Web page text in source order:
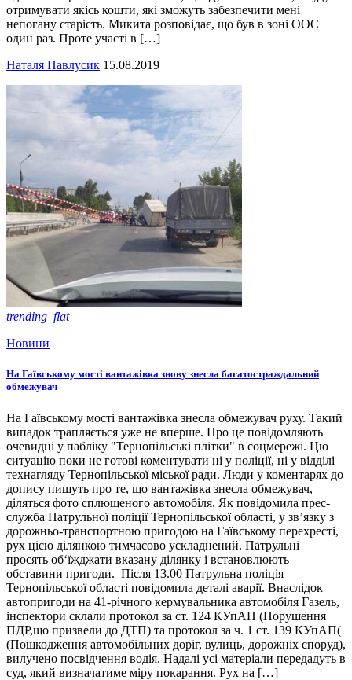
отримувати якісь кошти, які зможуть забезпечити мені
непогану старість. Микита розповідає, що був в зоні ООС
один раз. Проте участі в […]
Наталя Павлусик 15.08.2019
trending_flat
Новини
На Гаївському мості вантажівка знову знесла багатостраждальний
обмежувач
На Гаївському мості вантажівка знесла обмежувач руху. Такий
випадок трапляється уже не вперше. Про це повідомляють
очевидці у пабліку "Тернопільські плітки" в соцмережі. Цю
ситуацію поки не готові коментувати ні у поліції, ні у відділі
технагляду Тернопільської міської ради. Люди у коментарях до
допису пишуть про те, що вантажівка знесла обмежувач,
діляться фото сплющеного автомобіля. Як повідомила прес-
служба Патрульної поліції Тернопільської області, у зв’язку з
дорожньо-транспортною пригодою на Гаївському перехресті,
рух цією ділянкою тимчасово ускладнений. Патрульні
просять об‘їжджати вказану ділянку і встановлюють
обставини пригоди. Після 13.00 Патрульна поліція
Тернопільської області повідомила деталі аварії. Внаслідок
автопригоди на 41-річного кермувальника автомобіля Газель,
інспектори склали протокол за ст. 124 КУпАП (Порушення
ПДР,що призвели до ДТП) та протокол за ч. 1 ст. 139 КУпАП(
(Пошкодження автомобільних доріг, вулиць, дорожніх споруд),
вилучено посвідчення водія. Надалі усі матеріали передадуть в
суд, який визначатиме міру покарання. Рух на […]